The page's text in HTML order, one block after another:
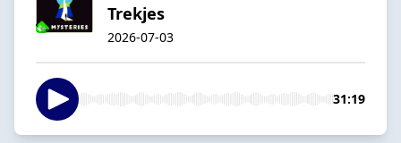
Trekjes
2026-07-03
31:19